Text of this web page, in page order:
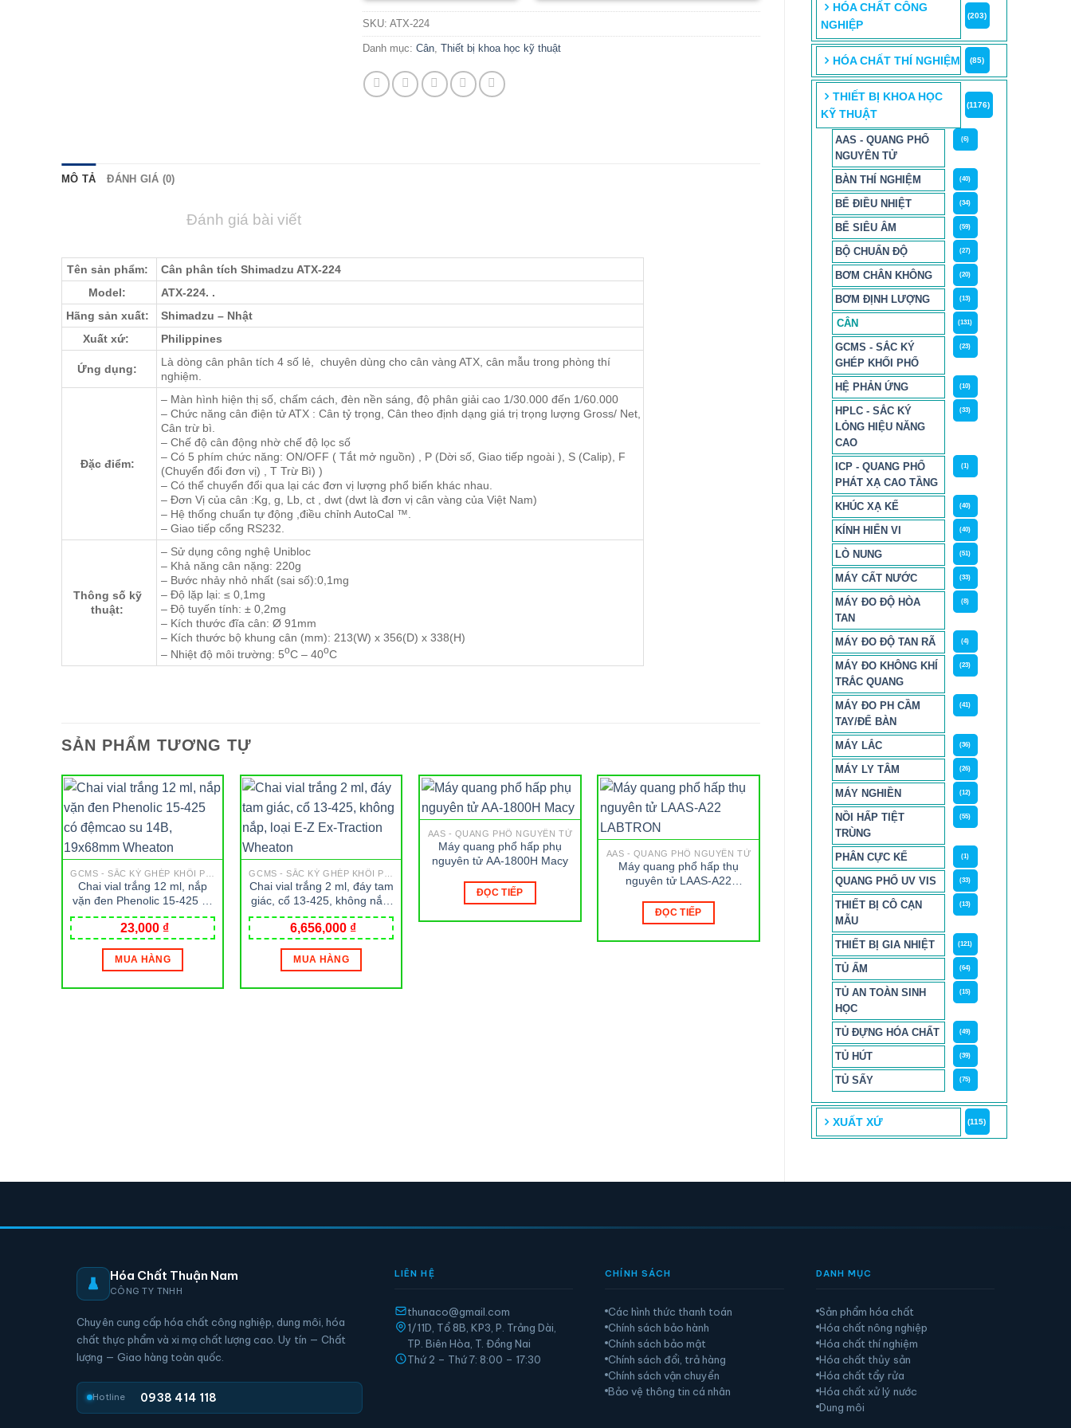
HÓA CHẤT CÔNG
NGHIỆP
(203)
HÓA CHẤT THÍ NGHIỆM (85)
THIẾT BỊ KHOA HỌC
KỸ THUẬT
(1176)
AAS - QUANG PHỔ
NGUYÊN TỬ
(6)
BÀN THÍ NGHIỆM (40)
BỂ ĐIỀU NHIỆT (34)
BỂ SIÊU ÂM (59)
BỘ CHUẨN ĐỘ (27)
BƠM CHÂN KHÔNG (20)
BƠM ĐỊNH LƯỢNG (13)
CÂN (131)
GCMS - SẮC KÝ
GHÉP KHỐI PHỔ
(23)
HỆ PHẢN ỨNG (10)
HPLC - SẮC KÝ
LỎNG HIỆU NĂNG
CAO
(33)
ICP - QUANG PHỔ
PHÁT XẠ CAO TẦNG
(1)
KHÚC XẠ KẾ (40)
KÍNH HIỂN VI (40)
LÒ NUNG (51)
MÁY CẤT NƯỚC (33)
MÁY ĐO ĐỘ HÒA
TAN
(8)
MÁY ĐO ĐỘ TAN RÃ (4)
MÁY ĐO KHÔNG KHÍ
TRẮC QUANG
(23)
MÁY ĐO PH CẦM
TAY/ĐỂ BÀN
(41)
MÁY LẮC (36)
MÁY LY TÂM (26)
MÁY NGHIỀN (12)
NỒI HẤP TIỆT
TRÙNG
(55)
PHÂN CỰC KẾ (1)
QUANG PHỔ UV VIS (33)
THIẾT BỊ CÔ CẠN
MẪU
(13)
THIẾT BỊ GIA NHIỆT (121)
TỦ ẤM (64)
TỦ AN TOÀN SINH
HỌC
(15)
TỦ ĐỰNG HÓA CHẤT (49)
TỦ HÚT (39)
TỦ SẤY (75)
XUẤT XỨ (115)
SKU: ATX-224
Danh mục: Cân, Thiết bị khoa học kỹ thuật
MÔ TẢ ĐÁNH GIÁ (0)
Đánh giá bài viết
Tên sản phẩm:
Cân phân tích Shimadzu ATX-224
Model:
ATX-224. .
Hãng sản xuất:
Shimadzu – Nhật
Xuất xứ:
Philippines
Ứng dụng:
Là dòng cân phân tích 4 số lẻ, chuyên dùng cho cân vàng ATX, cân mẫu trong phòng thí
nghiệm.
Đặc điểm:
– Màn hình hiện thị số, chấm cách, đèn nền sáng, độ phân giải cao 1/30.000 đến 1/60.000
– Chức năng cân điện tử ATX : Cân tỷ trọng, Cân theo định dạng giá trị trọng lượng Gross/ Net,
Cân trừ bì.
– Chế độ cân động nhờ chế độ lọc số
– Có 5 phím chức năng: ON/OFF ( Tắt mở nguồn) , P (Dời số, Giao tiếp ngoài ), S (Calip), F
(Chuyển đổi đơn vị) , T Trừ Bì) )
– Có thể chuyển đổi qua lại các đơn vị lượng phổ biến khác nhau.
– Đơn Vị của cân :Kg, g, Lb, ct , dwt (dwt là đơn vị cân vàng của Việt Nam)
– Hệ thống chuẩn tự động ,điều chỉnh AutoCal ™.
– Giao tiếp cổng RS232.
Thông số kỹ
thuật:
– Sử dụng công nghệ Unibloc
– Khả năng cân nặng: 220g
– Bước nhảy nhỏ nhất (sai số):0,1mg
– Độ lặp lại: ≤ 0,1mg
– Độ tuyến tính: ± 0,2mg
– Kích thước đĩa cân: Ø 91mm
– Kích thước bộ khung cân (mm): 213(W) x 356(D) x 338(H)
– Nhiệt độ môi trường: 5oC – 40oC
SẢN PHẨM TƯƠNG TỰ
Chai vial trắng 12 ml, nắp
vặn đen Phenolic 15-425 có
đệmcao su 14B, 19x68mm
Wheaton
23,000 ₫
MUA HÀNG
Chai vial trắng 2 ml, đáy tam
giác, cổ 13-425, không nắp,
loại E-Z Ex-Traction
Wheaton
6,656,000 ₫
MUA HÀNG
AAS - QUANG PHỔ NGUYÊN TỬ
Máy quang phổ hấp phụ
nguyên tử AA-1800H Macy
ĐỌC TIẾP
AAS - QUANG PHỔ NGUYÊN TỬ
Máy quang phổ hấp thụ
nguyên tử LAAS-A22
ĐỌC TIẾP
GCMS - SẮC KÝ GHÉP KHỐI PHỔ
3 mL Vial, Serum, Type I
trắng, ko nắp Wheaton
1,659,000
MUA HÀNG
Hóa Chất Thuận Nam
CÔNG TY TNHH
Chuyên cung cấp hóa chất công nghiệp, dung môi, hóa
chất thực phẩm và xi mạ chất lượng cao. Uy tín — Chất
lượng — Giao hàng toàn quốc.
Hotline 0938 414 118
LIÊN HỆ
thunaco@gmail.com
1/11D, Tổ 8B, KP3, P. Trảng Dài,
TP. Biên Hòa, T. Đồng Nai
Thứ 2 – Thứ 7: 8:00 – 17:30
CHÍNH SÁCH
Các hình thức thanh toán
Chính sách bảo hành
Chính sách bảo mật
Chính sách đổi, trả hàng
Chính sách vận chuyển
Bảo vệ thông tin cá nhân
DANH MỤC
Sản phẩm hóa chất
Hóa chất nông nghiệp
Hóa chất thí nghiệm
Hóa chất thủy sản
Hóa chất tẩy rửa
Hóa chất xử lý nước
Dung môi